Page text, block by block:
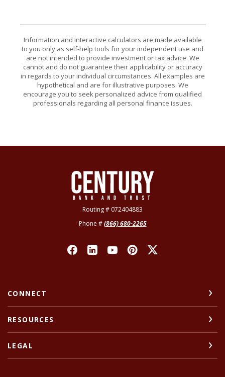
Information and interactive calculators are made available
to you only as self-help tools for your independent use and
are not intended to provide investment or tax advice. We
cannot and do not guarantee their applicability or accuracy
in regards to your individual circumstances. All examples are
hypothetical and are for illustrative purposes. We
encourage you to seek personalized advice from qualified
professionals regarding all personal finance issues.
Century Bank & Trust
Routing # 072404883
Phone #(866) 680-2265
CONNECT
RESOURCES
LEGAL